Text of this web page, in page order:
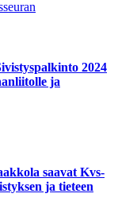
2024
ja
saavat Kvs-
ja tieteen